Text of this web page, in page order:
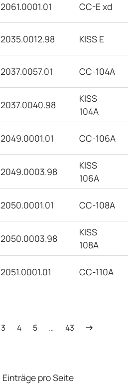
2061.0001.01 CC-E xd
2035.0012.98 KISS E
2037.0057.01 CC-104A
2037.0040.98
KISS
104A
2049.0001.01 CC-106A
2049.0003.98
KISS
106A
2050.0001.01 CC-108A
2050.0003.98
KISS
108A
2051.0001.01 CC-110A
3 4 5 … 43
Einträge pro Seite